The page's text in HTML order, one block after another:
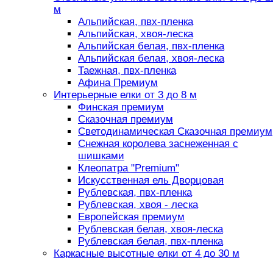
м
Альпийская, пвх-пленка
Альпийская, хвоя-леска
Альпийская белая, пвх-пленка
Альпийская белая, хвоя-леска
Таежная, пвх-пленка
Афина Премиум
Интерьерные елки от 3 до 8 м
Финская премиум
Сказочная премиум
Светодинамическая Сказочная премиум
Снежная королева заснеженная с
шишками
Клеопатра "Premium"
Искусственная ель Дворцовая
Рублевская, пвх-пленка
Рублевская, хвоя - леска
Европейская премиум
Рублевская белая, хвоя-леска
Рублевская белая, пвх-пленка
Каркасные высотные елки от 4 до 30 м